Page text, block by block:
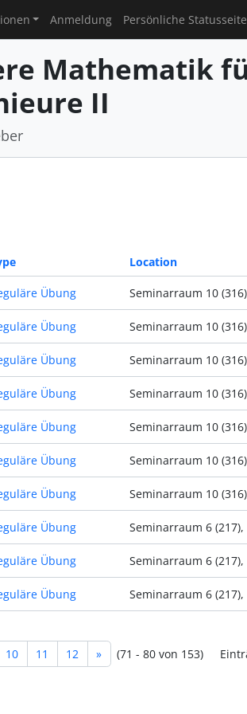
Anmeldung Persönliche Statusseite
Mathematik
II
Location
Übung Seminarraum 10
Übung Seminarraum 10
Übung Seminarraum 10
Übung Seminarraum 10
Übung Seminarraum 10
Übung Seminarraum 10
Übung Seminarraum 10
Übung Seminarraum 6 (217),
Übung Seminarraum 6 (217),
Übung Seminarraum 6 (217),
10 11 12 » (71 - 80 von 153)